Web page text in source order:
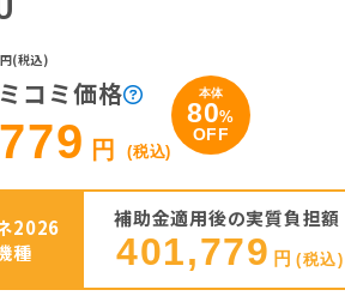
(税込)
コミ価格
円 (税込)
本体
80%
OFF
2026
種
補助金適用後の実質負担額
401,779 円 (税込)